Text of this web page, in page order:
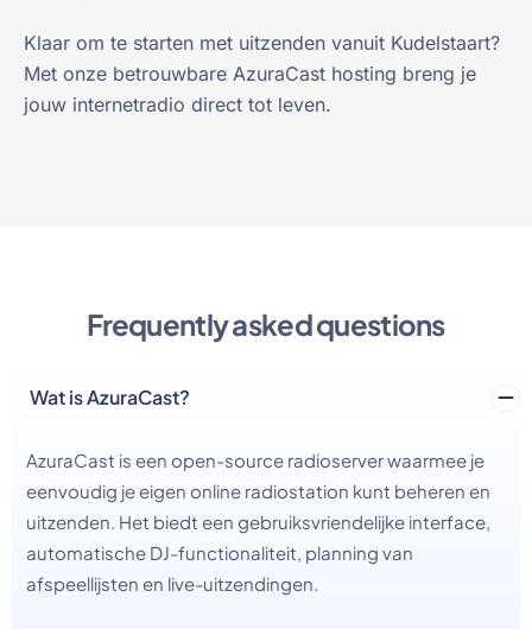
Klaar om te starten met uitzenden vanuit Kudelstaart?
Met onze betrouwbare AzuraCast hosting breng je
jouw internetradio direct tot leven.
Frequently asked questions
Wat is AzuraCast?
AzuraCast is een open-source radioserver waarmee je
eenvoudig je eigen online radiostation kunt beheren en
uitzenden. Het biedt een gebruiksvriendelijke interface,
automatische DJ-functionaliteit, planning van
afspeellijsten en live-uitzendingen.